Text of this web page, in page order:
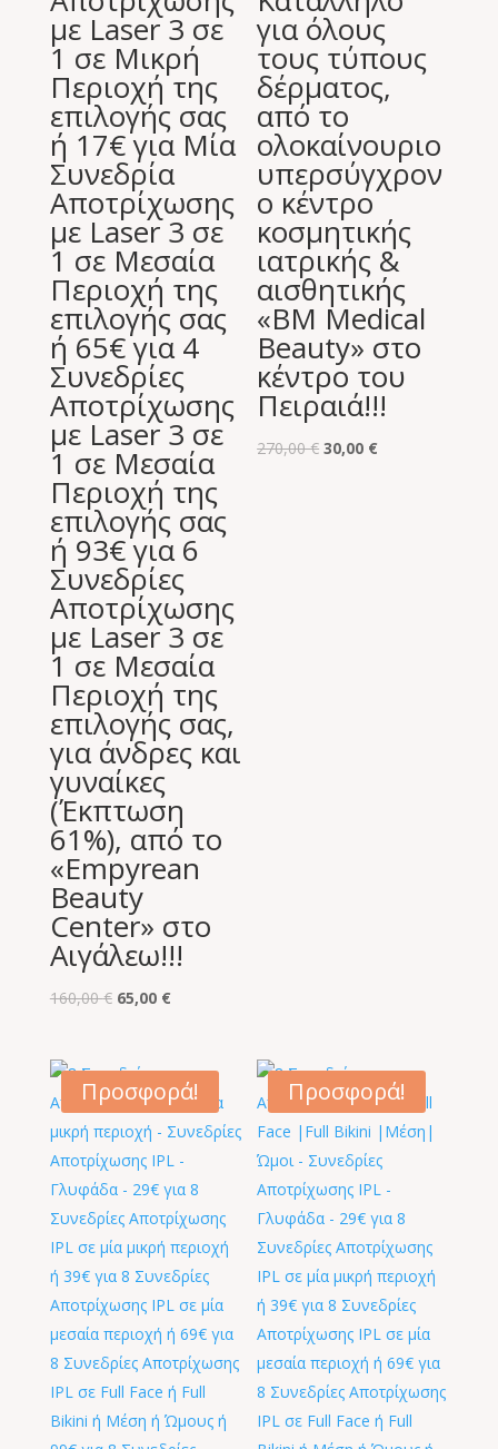
με Laser 3 σε
1 σε Μικρή
Περιοχή της
επιλογής σας
ή 17€ για Μία
Συνεδρία
Αποτρίχωσης
με Laser 3 σε
1 σε Μεσαία
Περιοχή της
επιλογής σας
ή 65€ για 4
Συνεδρίες
Αποτρίχωσης
με Laser 3 σε
1 σε Μεσαία
Περιοχή της
επιλογής σας
ή 93€ για 6
Συνεδρίες
Αποτρίχωσης
με Laser 3 σε
1 σε Μεσαία
Περιοχή της
επιλογής σας,
για άνδρες και
γυναίκες
(Έκπτωση
61%), από το
«Empyrean
Beauty
Center» στο
Αιγάλεω!!!
160,00€ Original
160,00 €.
65,00 €Η
είναι:
65,00 €.
για όλους
τους τύπους
δέρματος,
από το
ολοκαίνουριο
υπερσύγχρον
ο κέντρο
κοσμητικής
ιατρικής &
αισθητικής
«BM Medical
Beauty» στο
κέντρο του
Πειραιά!!!
270,00€ Original
30,00 €
Προσφορά! Προσφορά!